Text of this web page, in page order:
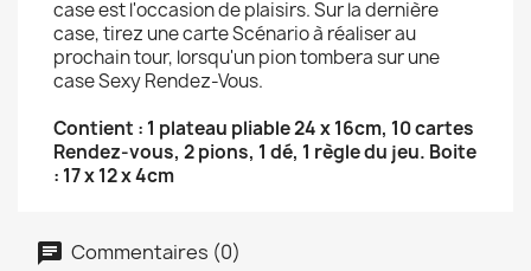
case est l'occasion de plaisirs. Sur la dernière
case, tirez une carte Scénario à réaliser au
prochain tour, lorsqu'un pion tombera sur une
case Sexy Rendez-Vous.
Contient : 1 plateau pliable 24 x 16cm, 10 cartes
Rendez-vous, 2 pions, 1 dé, 1 règle du jeu. Boite
: 17 x 12 x 4cm
Commentaires (0)